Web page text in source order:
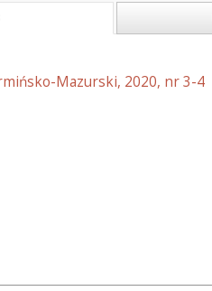
Mazurski, 2020, nr 3-4